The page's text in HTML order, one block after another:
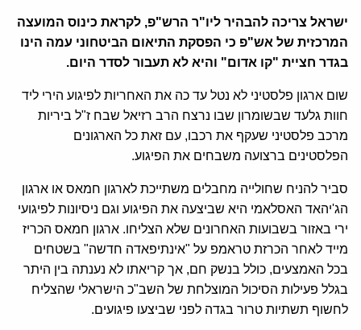
ישראל צריכה להבהיר ליו"ר הרש"פ, לקראת כינוס המועצה
המרכזית של אש"פ כי הפסקת התיאום הביטחוני עמה הינו
בגדר חציית "קו אדום" והיא לא תעבור לסדר היום.
שום ארגון פלסטיני לא נטל עד כה את האחריות לפיגוע הירי ליד
חוות גלעד שבשומרון שבו נרצח הרב רזיאל שבח ז"ל ביריות
מרכב פלסטיני שעקף את רכבו, עם זאת כל הארגונים
הפלסטינים ברצועה משבחים את הפיגוע.
סביר להניח שחולייה מחבלים משתייכת לארגון חמאס או ארגון
הג'יהאד האסלאמי היא שביצעה את הפיגוע וגם ניסיונות לפיגועי
ירי באזור בשבועות האחרונים שלא הצליחו. ארגון חמאס הכריז
מייד לאחר הכרזת טראמפ על "אינתיפאדה חדשה" בשטחים
בכל האמצעים, כולל בנשק חם, אך קריאתו לא נענתה בין היתר
בגלל פעילות הסיכול המוצלחת של השב"כ הישראלי שהצליח
לחשוף תשתיות טרור בגדה לפני שביצעו פיגועים.